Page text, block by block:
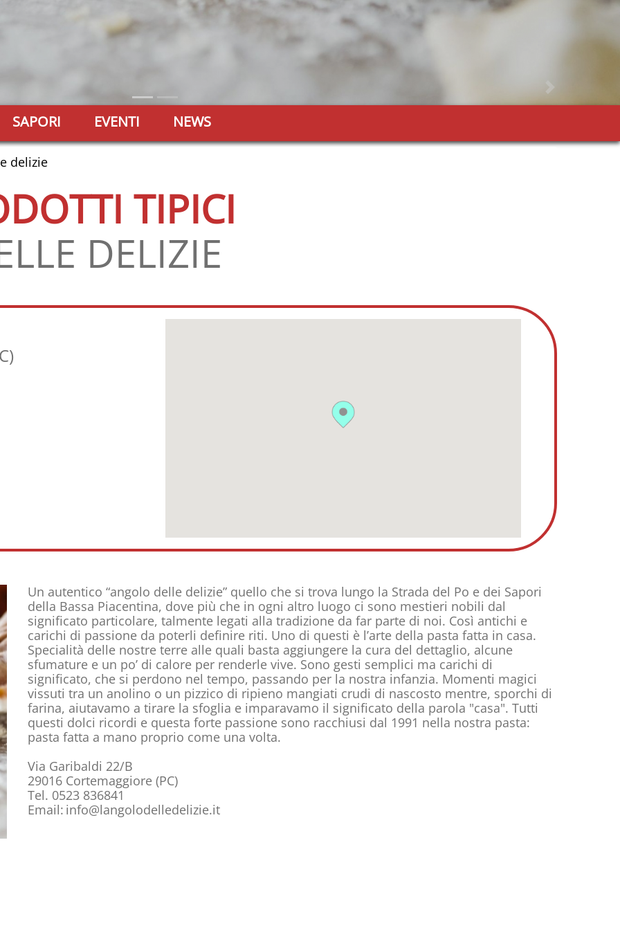
SAPORI EVENTI NEWS
delizie
TIPICI
DELIZIE
Un autentico “angolo delle delizie” quello che si trova lungo la Strada del Po e dei Sapori
della Bassa Piacentina, dove più che in ogni altro luogo ci sono mestieri nobili dal
significato particolare, talmente legati alla tradizione da far parte di noi. Così antichi e
carichi di passione da poterli definire riti. Uno di questi è l’arte della pasta fatta in casa.
Specialità delle nostre terre alle quali basta aggiungere la cura del dettaglio, alcune
sfumature e un po’ di calore per renderle vive. Sono gesti semplici ma carichi di
significato, che si perdono nel tempo, passando per la nostra infanzia. Momenti magici
vissuti tra un anolino o un pizzico di ripieno mangiati crudi di nascosto mentre, sporchi di
farina, aiutavamo a tirare la sfoglia e imparavamo il significato della parola "casa". Tutti
questi dolci ricordi e questa forte passione sono racchiusi dal 1991 nella nostra pasta:
pasta fatta a mano proprio come una volta.
Via Garibaldi 22/B
29016 Cortemaggiore (PC)
Tel. 0523 836841
Email: info@langolodelledelizie.it